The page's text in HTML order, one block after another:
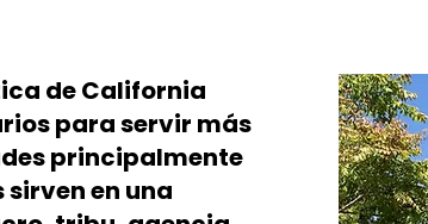
de California
para servir más
principalmente
en una